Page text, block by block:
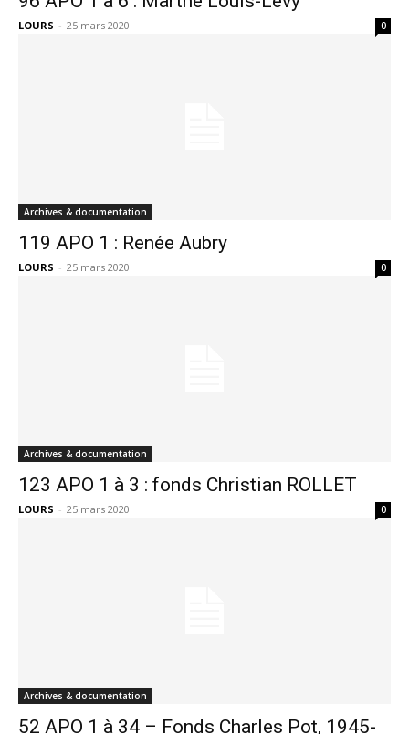
LOURS - 25 mars 2020 0
Archives & documentation
119 APO 1 : Renée Aubry
LOURS - 25 mars 2020 0
Archives & documentation
123 APO 1 à 3 : fonds Christian ROLLET
LOURS - 25 mars 2020 0
Archives & documentation
52 APO 1 à 34 – Fonds Charles Pot, 1945-